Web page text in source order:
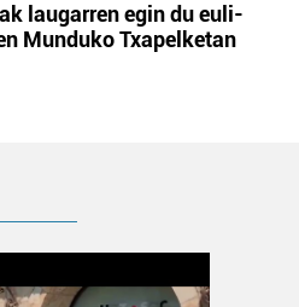
laugarren egin du euli-
Munduko Txapelketan